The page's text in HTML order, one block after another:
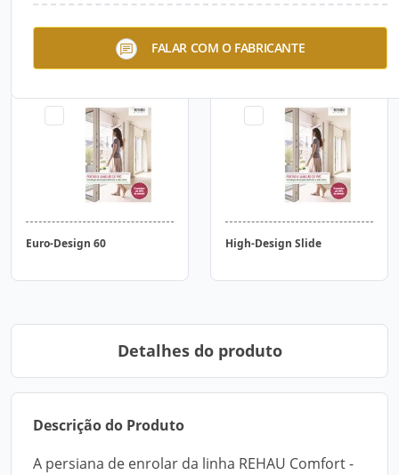
FALAR COM O FABRICANTE
Sistemas REHAU de
Esquadrias de PVC
Euro-Design 60 High-Design Slide
Detalhes do produto
Descrição do Produto
A persiana de enrolar da linha REHAU Comfort -